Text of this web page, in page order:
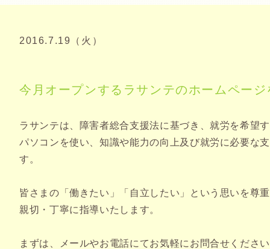
2016.7.19（火）
今月オープンするラサンテのホームペー
ラサンテは、障害者総合支援法に基づき、就労を希望
パソコンを使い、知識や能力の向上及び就労に必要な
す。
皆さまの「働きたい」「自立したい」という思いを尊
親切・丁寧に指導いたします。
まずは、メールやお電話にてお気軽にお問合せくださ